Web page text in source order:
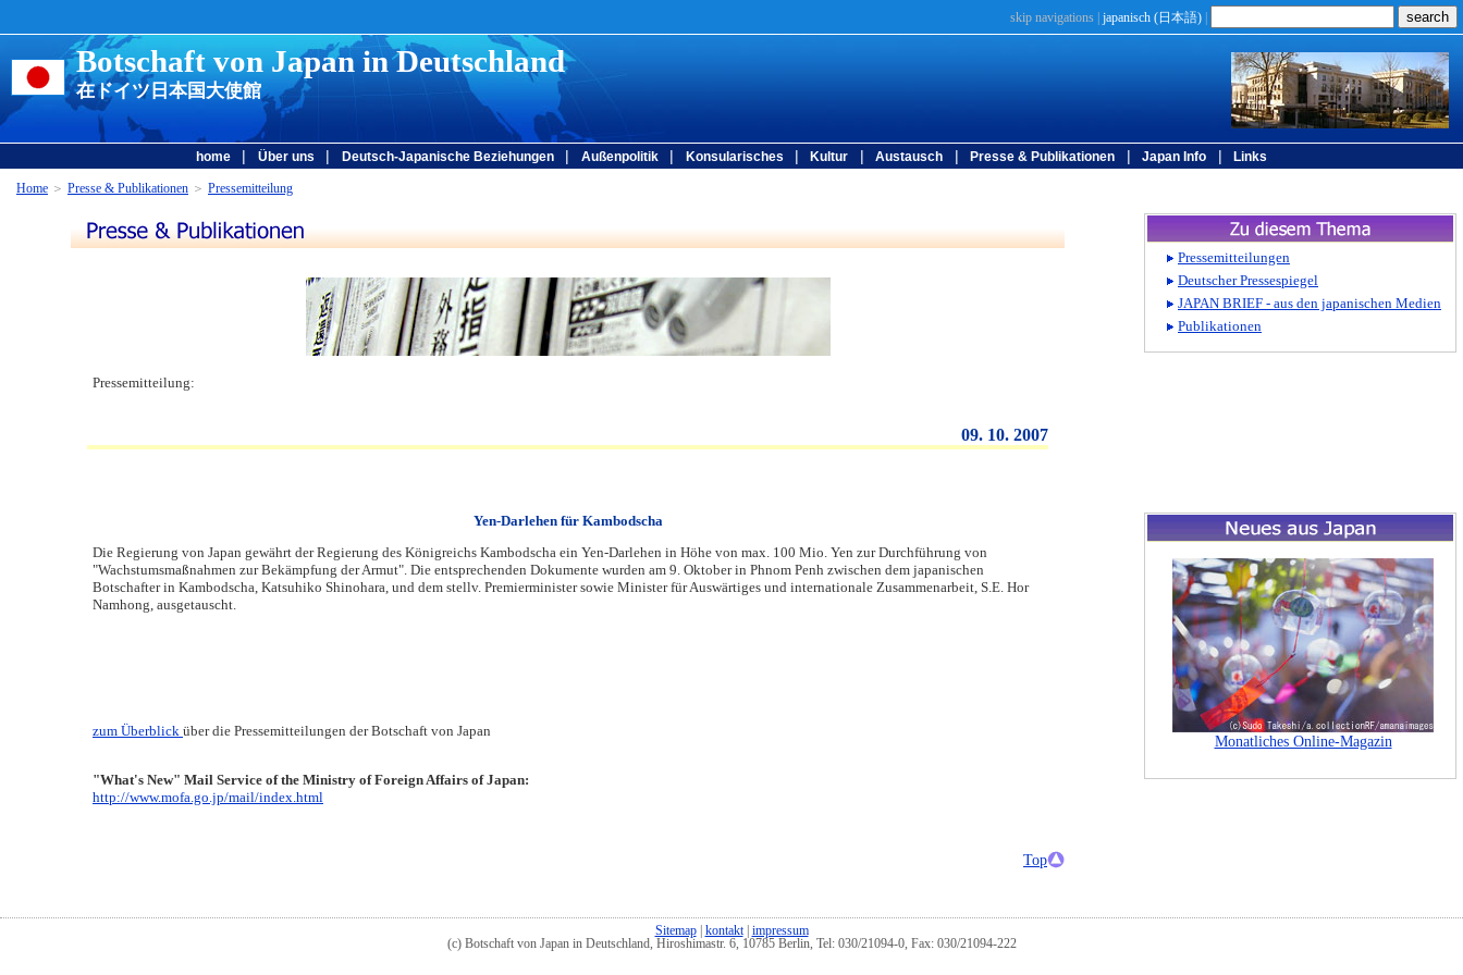
skip navigations japanisch (日本語)
Botschaft von Japan in Deutschland
在ドイツ日本国大使館
home | Über uns | Deutsch-Japanische Beziehungen | Außenpolitik | Konsularisches | Kultur | Austausch | Presse & Publikationen | Japan Info | Links
Home ＞ Presse & Publikationen ＞ Pressemitteilung
Pressemitteilung:
09. 10. 2007
Yen-Darlehen für Kambodscha
Die Regierung von Japan gewährt der Regierung des Königreichs Kambodscha ein Yen-Darlehen in Höhe von max. 100 Mio. Yen zur Durchführung von
"Wachstumsmaßnahmen zur Bekämpfung der Armut". Die entsprechenden Dokumente wurden am 9. Oktober in Phnom Penh zwischen dem japanischen
Botschafter in Kambodscha, Katsuhiko Shinohara, und dem stellv. Premierminister sowie Minister für Auswärtiges und internationale Zusammenarbeit, S.E. Hor
Namhong, ausgetauscht.
zum Überblick über die Pressemitteilungen der Botschaft von Japan
"What's New" Mail Service of the Ministry of Foreign Affairs of Japan:
http://www.mofa.go.jp/mail/index.html
Top
Sitemap| kontakt| impressum
(c) Botschaft von Japan in Deutschland, Hiroshimastr. 6, 10785 Berlin, Tel: 030/21094-0, Fax: 030/21094-222